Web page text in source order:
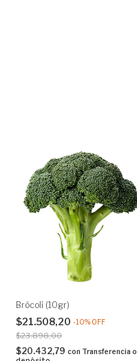
Brócoli (10gr)
$21.508,20 -10% OFF
$23.898,00
$20.432,79 con Transferencia o